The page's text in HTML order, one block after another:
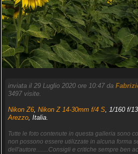
inviata il 29 Luglio 2020 ore 10:47 da
3497 visite.
Nikon Z6, Nikon Z 14-30mm f/4 S, 1/160 f/
Arezzo, Italia.
Tutte le foto contenute in questa galleria sono
non possono essere utilizzate in alcuna forma
dell'autore........Consigli e critiche sempre ben